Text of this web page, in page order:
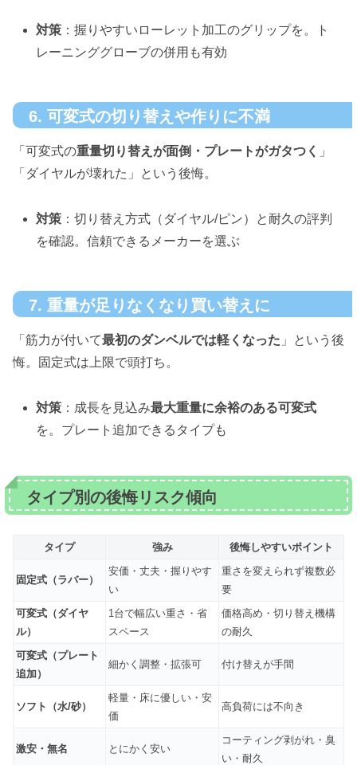
対策 ：握りやすいローレット加工のグリップを。ト
レーニンググローブの併用も有効
6. 可変式の切り替えや作りに不満
「可変式の重量切り替えが面倒・プレートがガタつく
」
「ダイヤルが壊れた」という後悔。
対策 ：切り替え方式（ダイヤル/ピン）と耐久の評判
を確認。信頼できるメーカーを選ぶ
7. 重量が足りなくなり買い替えに
「筋力が付いて最初のダンベルでは軽くなった 」という後
悔。固定式は上限で頭打ち。
対策 ：成長を見込み最大重量に余裕のある可変式
を。プレート追加できるタイプも
タイプ別の後悔リスク傾向
タイプ 強み 後悔しやすいポイント
固定式（ラバー）
安価・丈夫・握りやす
い
重さを変えられず複数必
要
可変式（ダイヤ
ル）
1台で幅広い重さ・省
スペース
価格高め・切り替え機構
の耐久
可変式（プレート
追加）
細かく調整・拡張可 付け替えが手間
ソフト（水/砂）
軽量・床に優しい・安
価
高負荷には不向き
激安・無名 とにかく安い
コーティング剥がれ・臭
い・耐久